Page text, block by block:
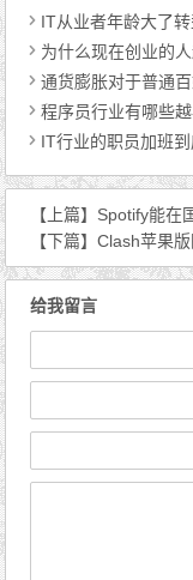
IT从业者年龄大了
为什么现在创业的
通货膨胀对于普通
程序员行业有哪些
IT行业的职员加班到
【上篇】 Spotify能在
【下篇】Clash苹果
给我留言